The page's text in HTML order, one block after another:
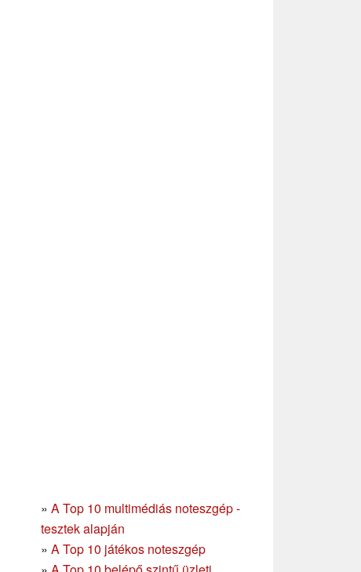
» A Top 10 multimédiás noteszgép -
tesztek alapján
» A Top 10 játékos noteszgép